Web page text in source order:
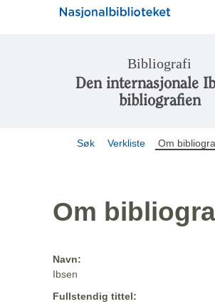
Bibliografi
Den internasjonale
bibliografien
Søk Verkliste Om
Om
Navn:
Ibsen
Fullstendig tittel: